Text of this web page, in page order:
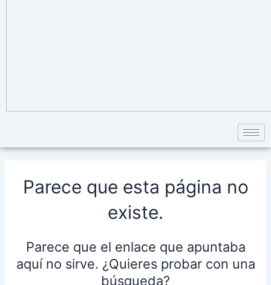
Parece que esta página no
existe.
Parece que el enlace que apuntaba
aquí no sirve. ¿Quieres probar con una
búsqueda?